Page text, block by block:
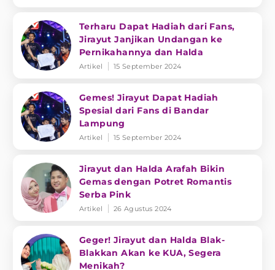
Terharu Dapat Hadiah dari Fans,
Jirayut Janjikan Undangan ke
Pernikahannya dan Halda
Artikel 15 September 2024
Gemes! Jirayut Dapat Hadiah
Spesial dari Fans di Bandar
Lampung
Artikel 15 September 2024
Jirayut dan Halda Arafah Bikin
Gemas dengan Potret Romantis
Serba Pink
Artikel 26 Agustus 2024
Geger! Jirayut dan Halda Blak-
Blakkan Akan ke KUA, Segera
Menikah?